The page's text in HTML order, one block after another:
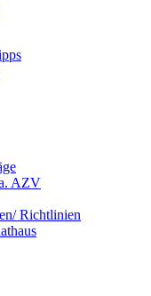
AZV
Richtlinien